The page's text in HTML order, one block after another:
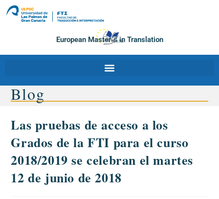
European Master´s in Translation
Blog
Las pruebas de acceso a los
Grados de la FTI para el curso
2018/2019 se celebran el martes
12 de junio de 2018